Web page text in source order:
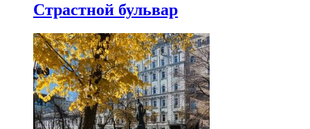
Страстной бульвар